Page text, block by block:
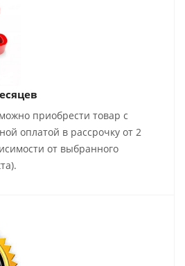
приобрести товар с
оплатой в рассрочку от 2
от выбранного